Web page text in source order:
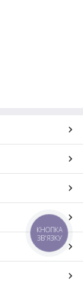
КНОПКА
ЗВ'ЯЗКУ